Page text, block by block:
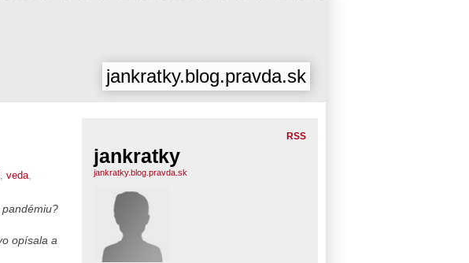
jankratky.blog.pravda.sk
veda
opísala a
RSS
jankratky
jankratky.blog.pravda.sk